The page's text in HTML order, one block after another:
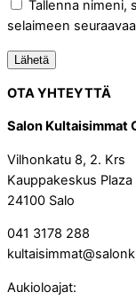
Tallenna nimeni,
selaimeen
OTA YHTEYTTÄ
Salon Kultaisimmat
Vilhonkatu 8, 2. Krs
Kauppakeskus Plaza
24100 Salo
041 3178 288
Aukioloajat: